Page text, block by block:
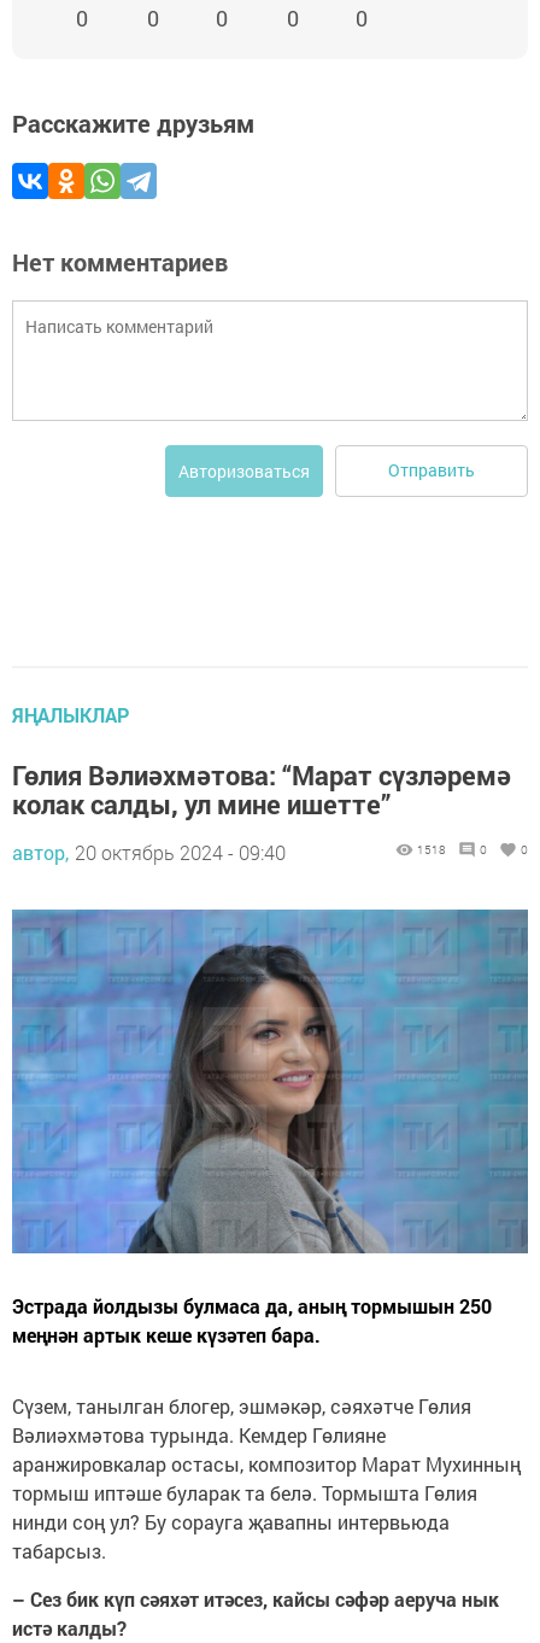
0 0 0 0 0
Расскажите друзьям
Нет комментариев
Авторизоваться Отправить
ЯҢАЛЫКЛАР
Гөлия Вәлиәхмәтова: “Марат сүзләремә
колак салды, ул мине ишетте”
автор, 20 октябрь 2024 - 09:40 1518 0 0
Эстрада йолдызы булмаса да, аның тормышын 250
меңнән артык кеше күзәтеп бара.
Сүзем, танылган блогер, эшмәкәр, сәяхәтче Гөлия
Вәлиәхмәтова турында. Кемдер Гөлияне
аранжировкалар остасы, композитор Марат Мухинның
тормыш иптәше буларак та белә. Тормышта Гөлия
нинди соң ул? Бу сорауга җавапны интервьюда
табарсыз.
– Сез бик күп сәяхәт итәсез, кайсы сәфәр аеруча нык
истә калды?